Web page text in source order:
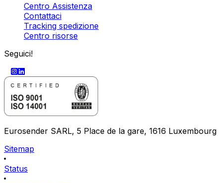
Centro Assistenza
Contattaci
Tracking spedizione
Centro risorse
Seguici!
Eurosender SARL, 5 Place de la gare, 1616 Luxembourg
Sitemap
Status